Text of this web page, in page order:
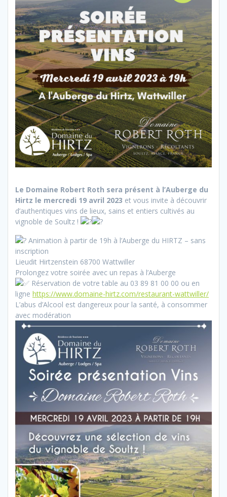
Le Domaine Robert Roth sera présent à l’Auberge du
Hirtz le mercredi 19 avril 2023 et vous invite à découvrir
d’authentiques vins de lieux, sains et entiers cultivés au
vignoble de Soultz !
Animation à partir de 19h à l’Auberge du HIRTZ – sans
inscription
Lieudit Hirtzenstein 68700 Wattwiller
Prolongez votre soirée avec un repas à l’Auberge
Réservation de votre table au 03 89 81 00 00 ou en
ligne https://www.domaine-hirtz.com/restaurant-wattwiller/
L’abus d’Alcool est dangereux pour la santé, à consommer
avec modération